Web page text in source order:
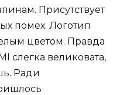
Присутствует
помех. Логотип
цветом. Правда
слегка великовата,
Ради